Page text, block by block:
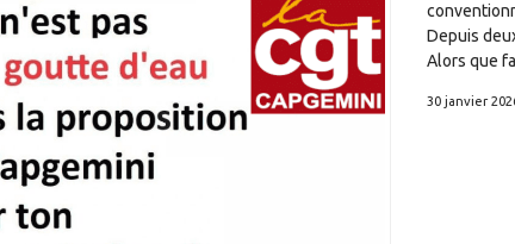
Depuis
Alors que
30 janvier